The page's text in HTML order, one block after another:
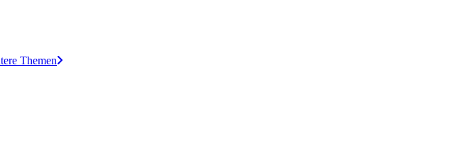
Themen